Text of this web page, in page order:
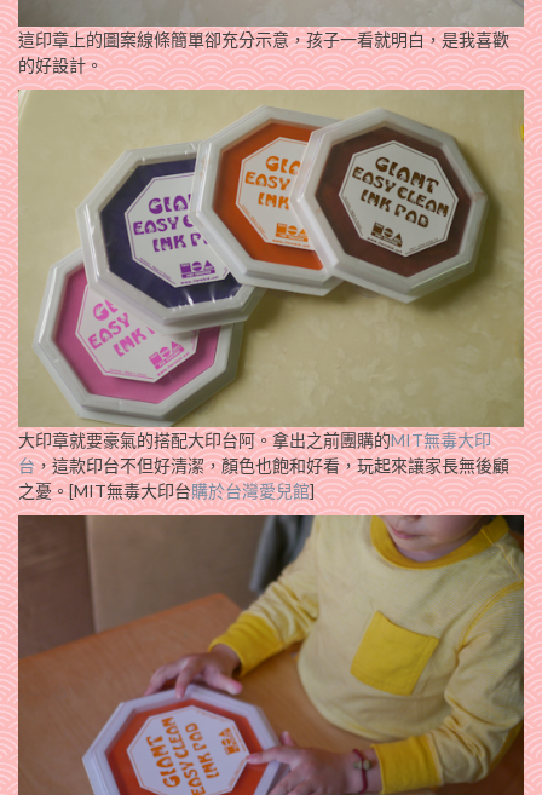
這印章上的圖案線條簡單卻充分示意，孩子一看就明白，是我喜歡
的好設計。
大印章就要豪氣的搭配大印台阿。拿出之前團購的MIT無毒大印
台，這款印台不但好清潔，顏色也飽和好看，玩起來讓家長無後顧
之憂。[MIT無毒大印台購於台灣愛兒館]